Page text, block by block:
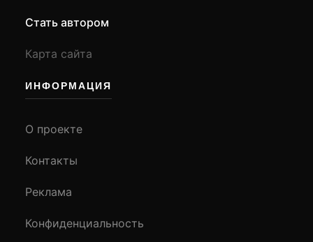
Стать автором
Карта сайта
ИНФОРМАЦИЯ
О проекте
Контакты
Реклама
Конфиденциальность